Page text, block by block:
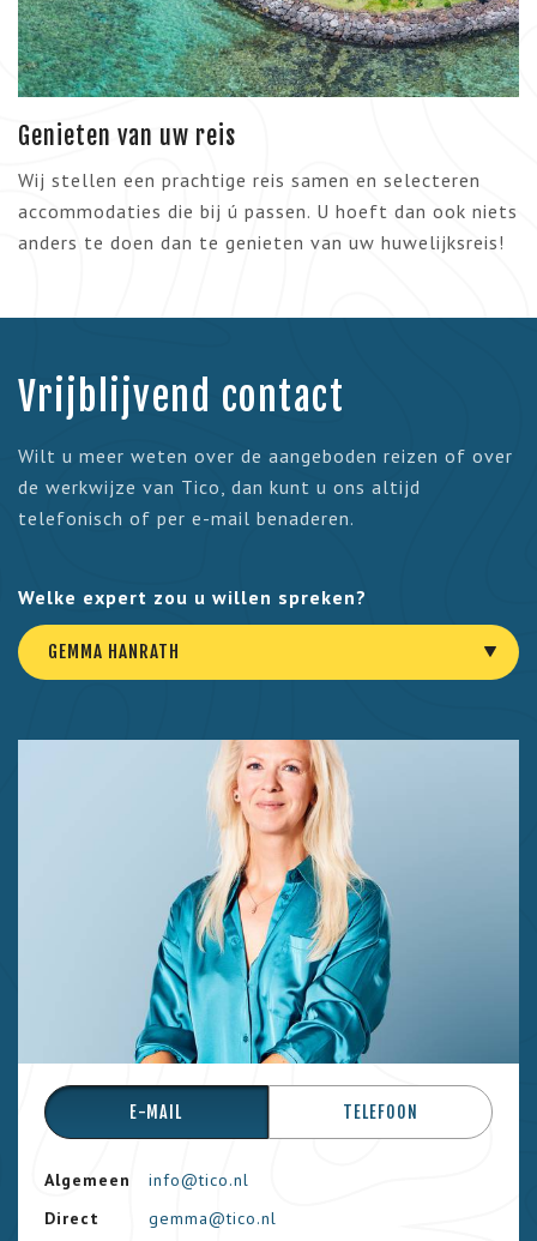
Genieten van uw reis
Wij stellen een prachtige reis samen en selecteren
accommodaties die bij ú passen. U hoeft dan ook niets
anders te doen dan te genieten van uw huwelijksreis!
Vrijblijvend contact
Wilt u meer weten over de aangeboden reizen of over
de werkwijze van Tico, dan kunt u ons altijd
telefonisch of per e-mail benaderen.
Welke expert zou u willen spreken?
GEMMA HANRATH
E-MAIL TELEFOON
Algemeen
info@tico.nl
Direct
gemma@tico.nl